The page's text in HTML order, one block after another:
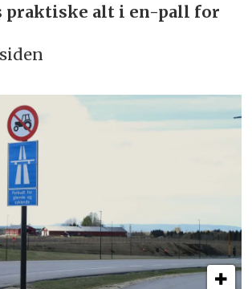
praktiske alt i en-pall for